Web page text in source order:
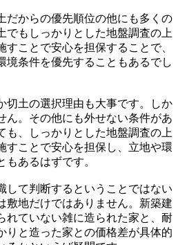
だからの優先順位の他にも多くの
でもしっかりとした地盤調査の上
ことで安心を担保することで、
境条件を優先することもあるでし
切土の選択理由も大事です。しか
ん。その他にも外せない条件があ
も、しっかりとした地盤調査の上
すことで安心を担保し、立地や環
あるはずです。
して判断するということではない
敷地だけではありません。新築建
れていない雑に造られた家と、耐
りと造った家との価格差が具体的